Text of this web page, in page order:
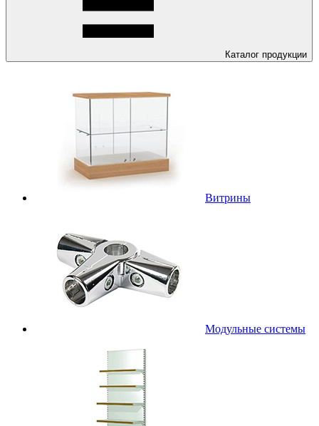
Каталог продукции
Витрины
Модульные системы